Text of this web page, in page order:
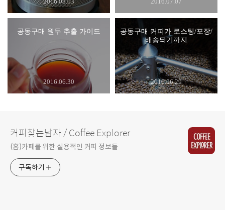
공동구매 원두 추출 가이드
2016.06.30
공동구매 커피가 로스팅/포장/
배송되기까지
2016.06.29
커피찾는남자 / Coffee Explorer
(홈)카페를 위한 실용적인 커피 정보들
구독하기